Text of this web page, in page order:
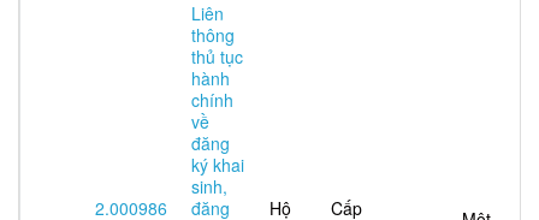
2.000986
Liên
thông
thủ tục
hành
chính
về
đăng
ký khai
sinh,
đăng
Hộ
Cấp